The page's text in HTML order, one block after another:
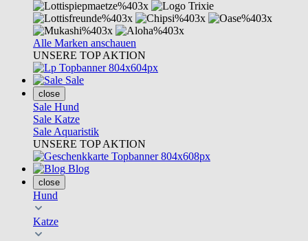
Alle Marken anschauen
UNSERE TOP AKTION
Sale
close
Sale Hund
Sale Katze
Sale Aquaristik
UNSERE TOP AKTION
Blog
close
Hund
Katze